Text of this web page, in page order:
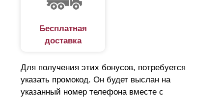
Бесплатная
доставка
Для получения этих бонусов, потребуется
указать промокод. Он будет выслан на
указанный номер телефона вместе с